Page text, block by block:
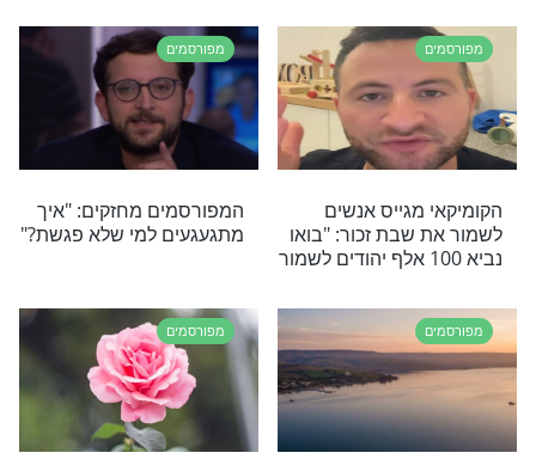
בפרס אקו"ם:
על כל הימים וכל
מפורסמים
הידוענית שחזרה בתשובה:
"כל פעם מגלה על עצמי ועל
הקשר שלי עם ה' כל כך
הרבה דברים"
מפורסמים